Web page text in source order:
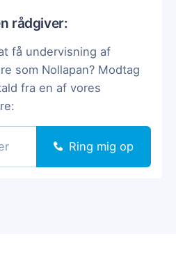
rådgiver:
få undervisning af
som Nollapan? Modtag
fra en af vores
Ring mig op